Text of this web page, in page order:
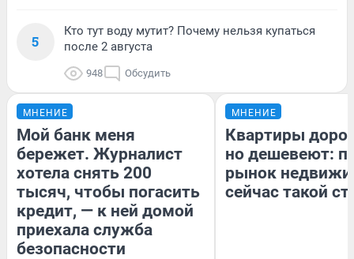
5
Кто тут воду мутит? Почему нельзя купаться
после 2 августа
948 Обсудить
МНЕНИЕ
Мой банк меня
бережет. Журналист
хотела снять 200
тысяч, чтобы погасить
кредит, — к ней домой
приехала служба
безопасности
МНЕНИЕ
Квартиры
но дешевеют:
рынок
сейчас такой